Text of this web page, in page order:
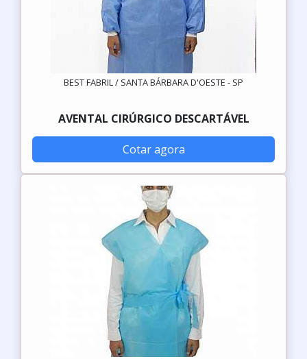
BEST FABRIL / SANTA BÁRBARA D'OESTE - SP
AVENTAL CIRÚRGICO DESCARTÁVEL
Cotar agora